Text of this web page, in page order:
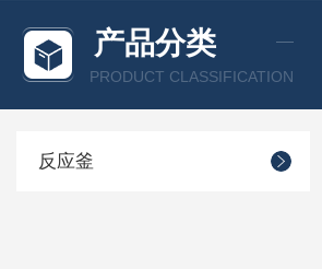
产品分类
PRODUCT CLASSIFICATION
反应釜